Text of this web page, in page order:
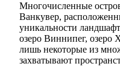
Многочисленные
Ванкувер,
уникальности
озеро Виннипег, озеро
лишь некоторые из
захватывают